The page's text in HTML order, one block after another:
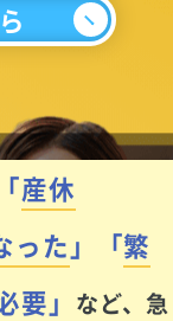
「産休
った 」 「繁
要 」 など、急